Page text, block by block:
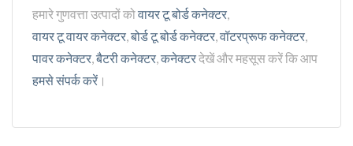
हमारे गुणवत्ता उत्पादों कोवायर टू बोर्ड कनेक्टर
वायर टू वायर कनेक्टर बोर्ड टू बोर्ड कनेक्टर वॉटरप्रूफ कनेक्टर
पावर कनेक्टर बैटरी कनेक्टर कनेक्टरदेखें और महसूस करें कि आप
हमसे संपर्क करें ।